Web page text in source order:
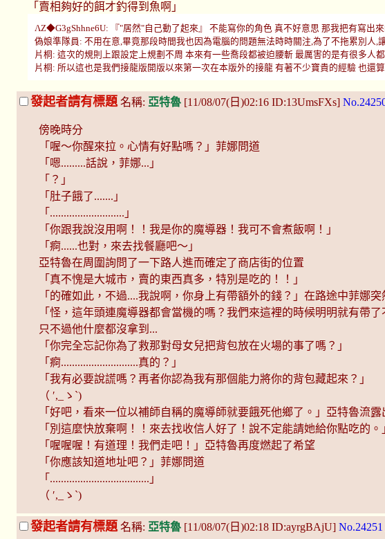
「賣相夠好的餌才釣得到魚啊」
ΛΖ◆G3gShhne6U: 『"居然"自己動了起來』 不能寫你的角色 真不好意思 那我把有寫出
偽娘準隊員: 不用在意,畢竟那段時間我也因為電腦的問題無法時時關注,為了不拖累別人,
片桐: 這次的規則上跟設定上規劃不周 本來有一些喬段都被迫腰斬 最厲害的是有很多人
片桐: 所以這也是我們接龍版開版以來第一次在本版外的接龍 有著不少寶貴的經驗 也還算
發起者請有標題 名稱: 亞特魯 [11/08/07(日)02:16 ID:13UmsFXs]
傍晚時分
「喔～你醒來拉。心情有好點嗎？」菲娜問道
「嗯.........話說，菲娜...」
「？」
「肚子餓了.......」
「...........................」
「你跟我說沒用啊！！我是你的魔導器！我可不會煮飯啊！」
「痾......也對，來去找餐廳吧～」
亞特魯在周圍詢問了一下路人進而確定了商店街的位置
「真不愧是大城市，賣的東西真多，特別是吃的！！」
「的確如此，不過....我說啊，你身上有帶額外的錢？」在路途中菲娜突
「怪，這年頭連魔導器都會當機的嗎？我們來這裡的時候明明就有帶
只不過他什麼都沒拿到...
「你完全忘記你為了救那對母女兒把背包放在火場的事了嗎？」
「痾............................真的？」
「我有必要說謊嗎？再者你認為我有那個能力將你的背包藏起來？」
（ ′,_ゝ`)
「好吧，看來一位以補師自稱的魔導師就要餓死他鄉了。」亞特魯流
「別這麼快放棄啊！！來去找收信人好了！說不定能請她給你點吃的。
「喔喔喔！有道理！我們走吧！」亞特魯再度燃起了希望
「你應該知道地址吧？」菲娜問道
「....................................」
（ ′,_ゝ`)
發起者請有標題 名稱: 亞特魯 [11/08/07(日)02:18 ID:ayrgBAjU] No.24251